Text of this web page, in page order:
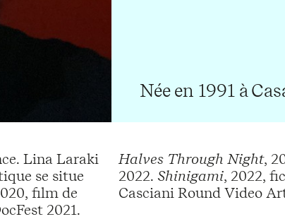
Née en 1991 à
Lina Laraki
se situe
film de
11min. Sheffield DocFest 2021.
Halves Through Night,
2022. Shinigami, 2022,
Casciani Round Video